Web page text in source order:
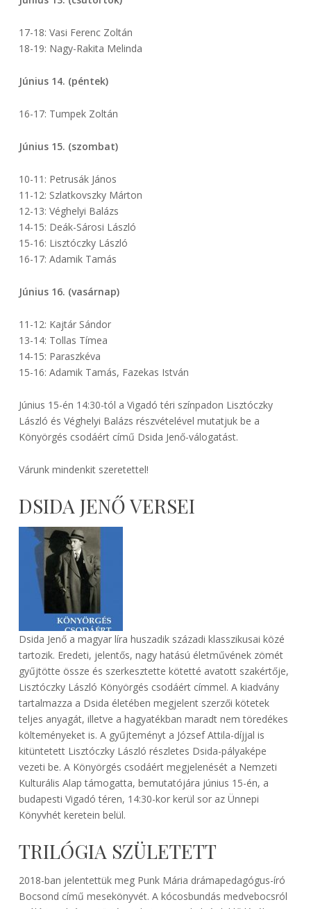
17-18: Vasi Ferenc Zoltán
18-19: Nagy-Rakita Melinda
Június 14. (péntek)
16-17: Tumpek Zoltán
Június 15. (szombat)
10-11: Petrusák János
11-12: Szlatkovszky Márton
12-13: Véghelyi Balázs
14-15: Deák-Sárosi László
15-16: Lisztóczky László
16-17: Adamik Tamás
Június 16. (vasárnap)
11-12: Kajtár Sándor
13-14: Tollas Tímea
14-15: Paraszkéva
15-16: Adamik Tamás, Fazekas István
Június 15-én 14:30-tól a Vigadó téri színpadon Lisztóczky
László és Véghelyi Balázs részvételével mutatjuk be a
Könyörgés csodáért című Dsida Jenő-válogatást.
Várunk mindenkit szeretettel!
DSIDA JENŐ VERSEI
Dsida Jenő a magyar líra huszadik századi klasszikusai közé
tartozik. Eredeti, jelentős, nagy hatású életművének zömét
gyűjtötte össze és szerkesztette kötetté avatott szakértője,
Lisztóczky László Könyörgés csodáért címmel. A kiadvány
tartalmazza a Dsida életében megjelent szerzői kötetek
teljes anyagát, illetve a hagyatékban maradt nem töredékes
költeményeket is. A gyűjteményt a József Attila-díjjal is
kitüntetett Lisztóczky László részletes Dsida-pályaképe
vezeti be. A Könyörgés csodáért megjelenését a Nemzeti
Kulturális Alap támogatta, bemutatójára június 15-én, a
budapesti Vigadó téren, 14:30-kor kerül sor az Ünnepi
Könyvhét keretein belül.
TRILÓGIA SZÜLETETT
2018-ban jelentettük meg Punk Mária drámapedagógus-író
Bocsond című mesekönyvét. A kócosbundás medvebocsról